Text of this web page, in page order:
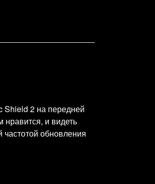
Shield 2 на передней
и видеть
обновления